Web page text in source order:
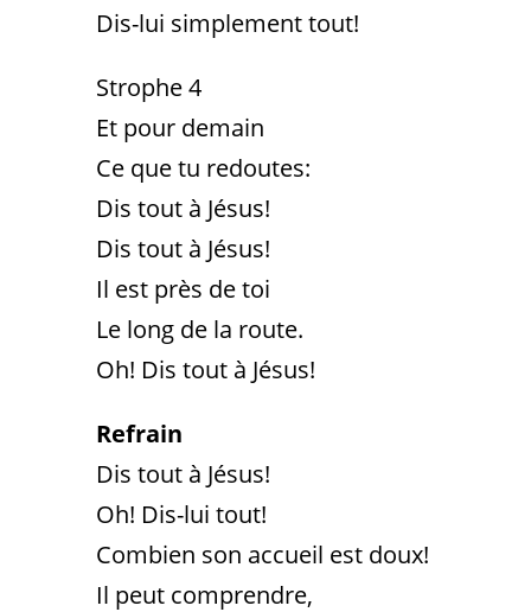
Dis-lui simplement tout!
Strophe 4
Et pour demain
Ce que tu redoutes:
Dis tout à Jésus!
Dis tout à Jésus!
Il est près de toi
Le long de la route.
Oh! Dis tout à Jésus!
Refrain
Dis tout à Jésus!
Oh! Dis-lui tout!
Combien son accueil est doux!
Il peut comprendre,